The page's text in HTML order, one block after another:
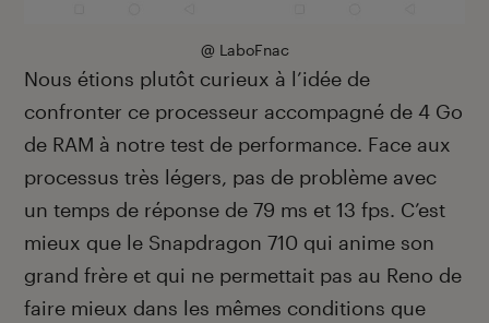
@ LaboFnac
Nous étions plutôt curieux à l’idée de
confronter ce processeur accompagné de 4 Go
de RAM à notre test de performance. Face aux
processus très légers, pas de problème avec
un temps de réponse de 79 ms et 13 fps. C’est
mieux que le Snapdragon 710 qui anime son
grand frère et qui ne permettait pas au Reno de
faire mieux dans les mêmes conditions que